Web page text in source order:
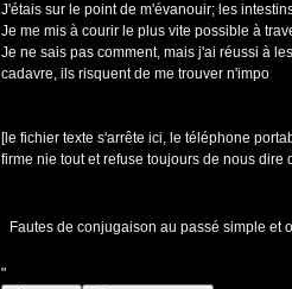
J'étais sur le point de m'évanouir; les
Je me mis à courir le plus vite possible à
Je ne sais pas comment, mais j'ai réussi à
cadavre, ils risquent de me trouver n'impo
[le fichier texte s'arrête ici, le téléphone
firme nie tout et refuse toujours de nous
Fautes de conjugaison au passé simple et
"